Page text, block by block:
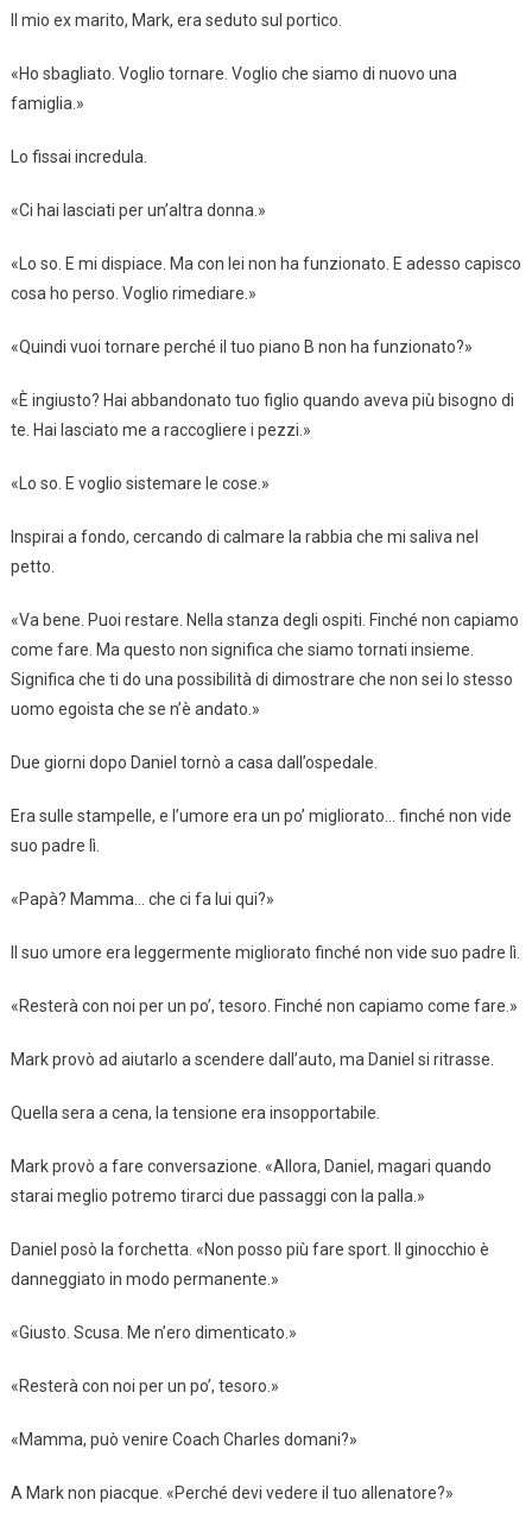
Il mio ex marito, Mark, era seduto sul portico.
«Ho sbagliato. Voglio tornare. Voglio che siamo di nuovo una
famiglia.»
Lo fissai incredula.
«Ci hai lasciati per un’altra donna.»
«Lo so. E mi dispiace. Ma con lei non ha funzionato. E adesso capisco
cosa ho perso. Voglio rimediare.»
«Quindi vuoi tornare perché il tuo piano B non ha funzionato?»
«È ingiusto? Hai abbandonato tuo figlio quando aveva più bisogno di
te. Hai lasciato me a raccogliere i pezzi.»
«Lo so. E voglio sistemare le cose.»
Inspirai a fondo, cercando di calmare la rabbia che mi saliva nel
petto.
«Va bene. Puoi restare. Nella stanza degli ospiti. Finché non capiamo
come fare. Ma questo non significa che siamo tornati insieme.
Significa che ti do una possibilità di dimostrare che non sei lo stesso
uomo egoista che se n’è andato.»
Due giorni dopo Daniel tornò a casa dall’ospedale.
Era sulle stampelle, e l’umore era un po’ migliorato… finché non vide
suo padre lì.
«Papà? Mamma… che ci fa lui qui?»
Il suo umore era leggermente migliorato finché non vide suo padre lì.
«Resterà con noi per un po’, tesoro. Finché non capiamo come fare.»
Mark provò ad aiutarlo a scendere dall’auto, ma Daniel si ritrasse.
Quella sera a cena, la tensione era insopportabile.
Mark provò a fare conversazione. «Allora, Daniel, magari quando
starai meglio potremo tirarci due passaggi con la palla.»
Daniel posò la forchetta. «Non posso più fare sport. Il ginocchio è
danneggiato in modo permanente.»
«Giusto. Scusa. Me n’ero dimenticato.»
«Resterà con noi per un po’, tesoro.»
«Mamma, può venire Coach Charles domani?»
A Mark non piacque. «Perché devi vedere il tuo allenatore?»